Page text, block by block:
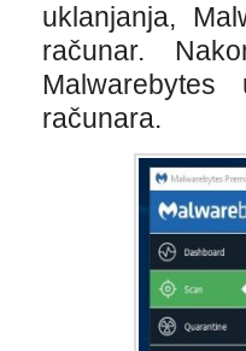
uklanjanja,
računar.
računara.